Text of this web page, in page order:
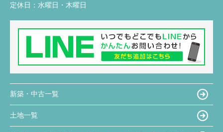
定休日： 水曜日・木曜日
新築・中古一覧
土地一覧